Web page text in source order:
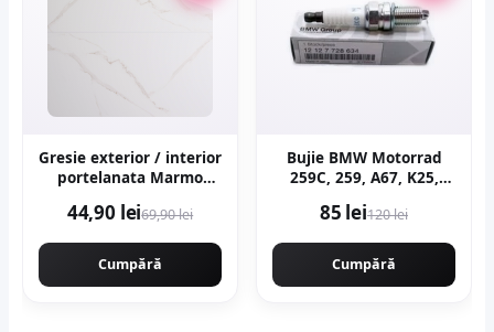
Gresie exterior / interior
portelanata Marmo
lucioasa rectificata tip
44,90 lei69,90 lei
Cumpără
Bujie BMW Motorrad
259C, 259, A67, K25,
R21, R22, R28
85 lei120 lei
Cumpără